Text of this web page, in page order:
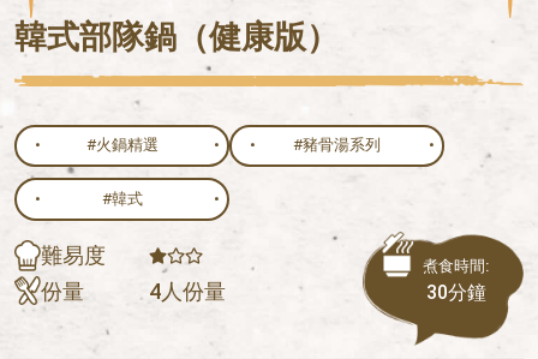
韓式部隊鍋（健康版）
#火鍋精選 #豬骨湯系列
#韓式
難易度
份量
4人份量
煮食時間:
30分鐘